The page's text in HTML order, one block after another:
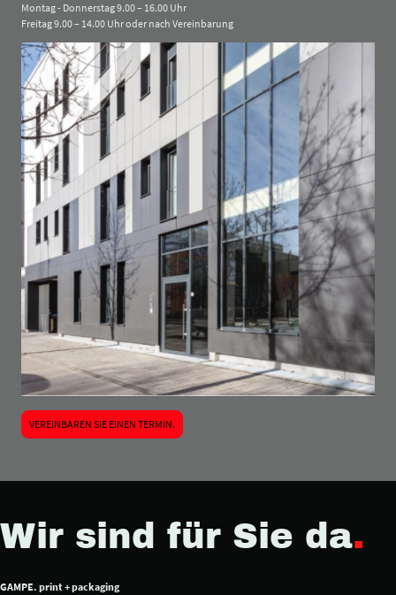
Montag - Donnerstag 9.00 – 16.00 Uhr
Freitag 9.00 – 14.00 Uhr oder nach Vereinbarung
VEREINBAREN SIE EINEN TERMIN.
Wir sind für Sie da.
GAMPE. print + packaging